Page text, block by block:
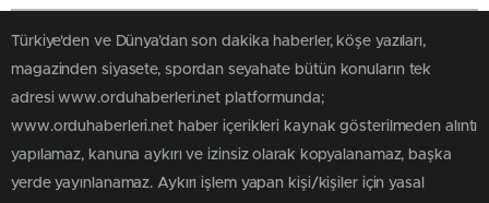
Türkiye'den ve Dünya’dan son dakika haberler, köşe yazıları,
magazinden siyasete, spordan seyahate bütün konuların tek
adresi www.orduhaberleri.net platformunda;
www.orduhaberleri.net haber içerikleri kaynak gösterilmeden alıntı
yapılamaz, kanuna aykırı ve izinsiz olarak kopyalanamaz, başka
yerde yayınlanamaz. Aykırı işlem yapan kişi/kişiler için yasal